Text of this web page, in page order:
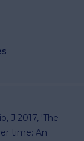
J 2017, 'The
time: An